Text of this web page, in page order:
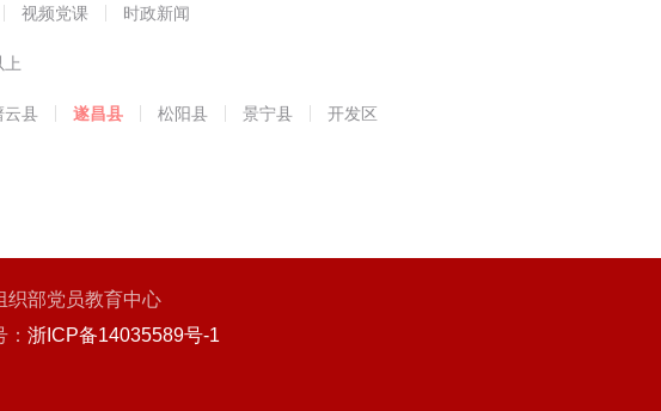
视频党课 时政新闻
云县 遂昌县 松阳县 景宁县 开发区
部党员教育中心
浙ICP备14035589号-1